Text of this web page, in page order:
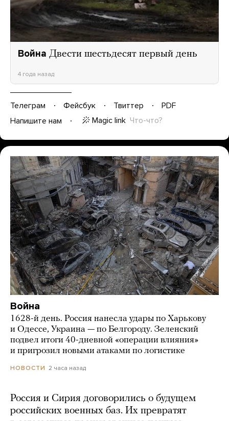
Война Двести шестьдесят первый день
4 года назад
Телеграм Фейсбук Твиттер
PDF
Напишите нам
Magic link Что-что?
Война
1628-й день. Россия нанесла удары по Харькову
и Одессе, Украина — по Белгороду. Зеленский
подвел итоги 40-дневной «операции влияния»
и пригрозил новыми атаками по логистике
НОВОСТИ 2 часа назад
Россия и Сирия договорились о будущем
российских военных баз. Их превратят